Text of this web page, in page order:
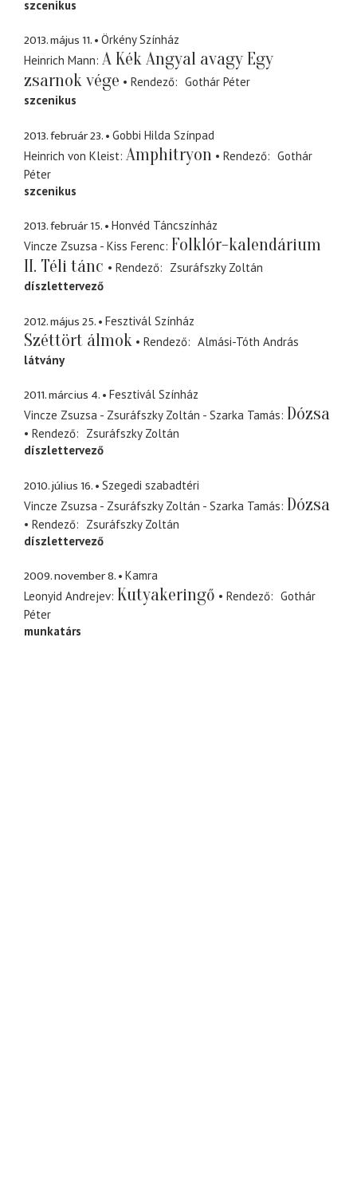
szcenikus
2013. május 11.
Örkény Színház
Heinrich Mann A Kék Angyal avagy Egy
zsarnok vége
Rendező
Gothár Péter
szcenikus
2013. február 23.
Gobbi Hilda Színpad
Heinrich von Kleist Amphitryon Rendező
Gothár
Péter
szcenikus
2013. február 15.
Honvéd Táncszínház
Vincze Zsuzsa - Kiss Ferenc Folklór-kalendárium
II. Téli tánc
Rendező
Zsuráfszky Zoltán
díszlettervező
2012. május 25. Fesztivál Színház
Széttört álmok Rendező
Almási-Tóth András
látvány
2011. március 4.
Fesztivál Színház
Vincze Zsuzsa - Zsuráfszky Zoltán - Szarka Tamás Dózsa
Rendező
Zsuráfszky Zoltán
díszlettervező
2010. július 16.
Szegedi szabadtéri
Vincze Zsuzsa - Zsuráfszky Zoltán - Szarka Tamás Dózsa
Rendező
Zsuráfszky Zoltán
díszlettervező
2009. november 8.
Kamra
Leonyid Andrejev Kutyakeringő Rendező
Gothár
Péter
munkatárs